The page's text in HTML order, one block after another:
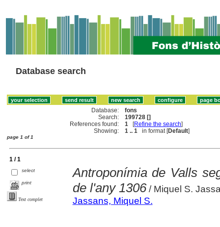
Database search
Database:
fons
Search:
199728 []
References found:
1 [Refine the search]
Showing:
1 .. 1 in format [Default]
page 1 of 1
1 / 1
select
print
Text complet
Antroponímia de Valls
de l'any 1306/ Miquel S.
Jassans, Miquel S.